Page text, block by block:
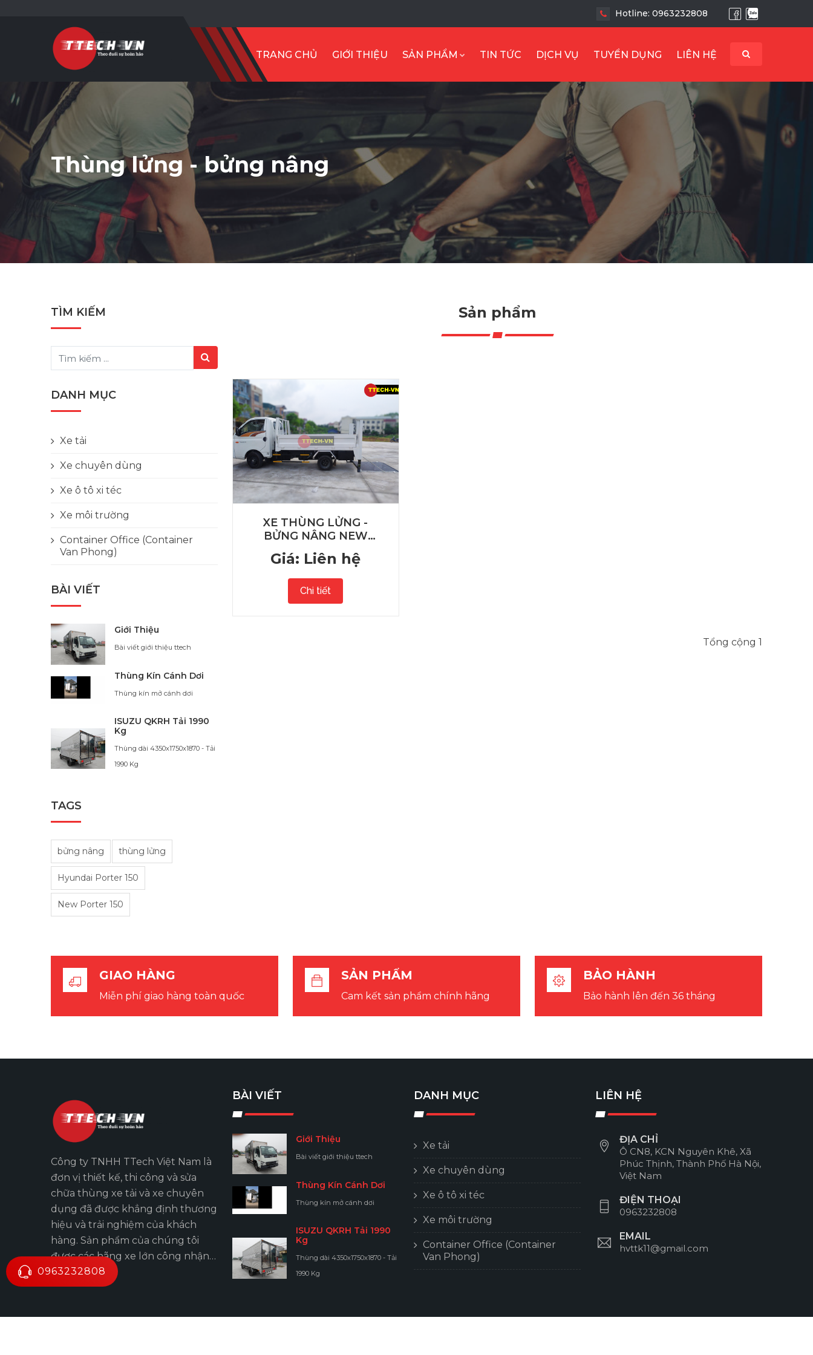
Hotline: 0963232808
TRANG CHỦ GIỚI THIỆU SẢN PHẨM TIN TỨC DỊCH VỤ TUYỂN DỤNG LIÊN HỆ
Thùng lửng - bửng nâng
TÌM KIẾM
DANH MỤC
Xe tải
Xe chuyên dùng
Xe ô tô xi téc
Xe môi trường
Container Office (Container
Van Phong)
BÀI VIẾT
Giới Thiệu
Bài viết giới thiệu ttech
Thùng Kín Cánh Dơi
Thùng kín mở cánh dơi
ISUZU QKRH Tải 1990
Kg
Thùng dài 4350x1750x1870 - Tải
1990 Kg
TAGS
bửng nâng thùng lửng
Hyundai Porter 150
New Porter 150
Sản phẩm
XE THÙNG LỬNG -
BỬNG NÂNG NEW
PORTER 150
Giá: Liên hệ
Chi tiết
Tổng cộng 1
GIAO HÀNG
Miễn phí giao hàng toàn quốc
SẢN PHẨM
Cam kết sản phẩm chính hãng
BẢO HÀNH
Bảo hành lên đến 36 tháng
Công ty TNHH TTech Việt Nam là
đơn vị thiết kế, thi công và sửa
chữa thùng xe tải và xe chuyên
dụng đã được khẳng định thương
hiệu và trải nghiệm của khách
hàng. Sản phẩm của chúng tôi
được các hãng xe lớn công nhận
về chất lượng và mẫu mã phù
hợp và hiệu quả, thân thiện với
BÀI VIẾT
Giới Thiệu
Bài viết giới thiệu ttech
Thùng Kín Cánh Dơi
Thùng kín mở cánh dơi
ISUZU QKRH Tải 1990
Kg
Thùng dài 4350x1750x1870 - Tải
1990 Kg
DANH MỤC
Xe tải
Xe chuyên dùng
Xe ô tô xi téc
Xe môi trường
Container Office (Container
Van Phong)
LIÊN HỆ
ĐỊA CHỈ
Ô CN8, KCN Nguyên Khê, Xã
Phúc Thịnh, Thành Phố Hà Nội,
Việt Nam
ĐIỆN THOẠI
0963232808
EMAIL
hvttk11@gmail.com
0963232808